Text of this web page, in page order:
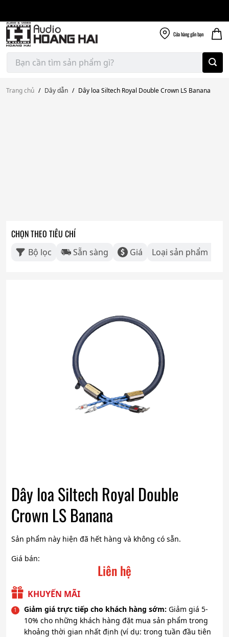
content
Cửa hànggần bạn
Tìm
kiếm:
Trang chủ / Dây dẫn / Dây loa Siltech Royal Double Crown LS Banana
CHỌN THEO TIÊU CHÍ
Bộ lọc Sẵn sàng Giá Loại sản phẩm
Dây loa Siltech Royal Double
Crown LS Banana
Sản phẩm này hiện đã hết hàng và không có sẵn.
Giá bán:
Liên hệ
KHUYẾN MÃI
Giảm giá trực tiếp cho khách hàng sớm: Giảm giá 5-
10% cho những khách hàng đặt mua sản phẩm trong
khoảng thời gian nhất định (ví dụ: trong tuần đầu tiên